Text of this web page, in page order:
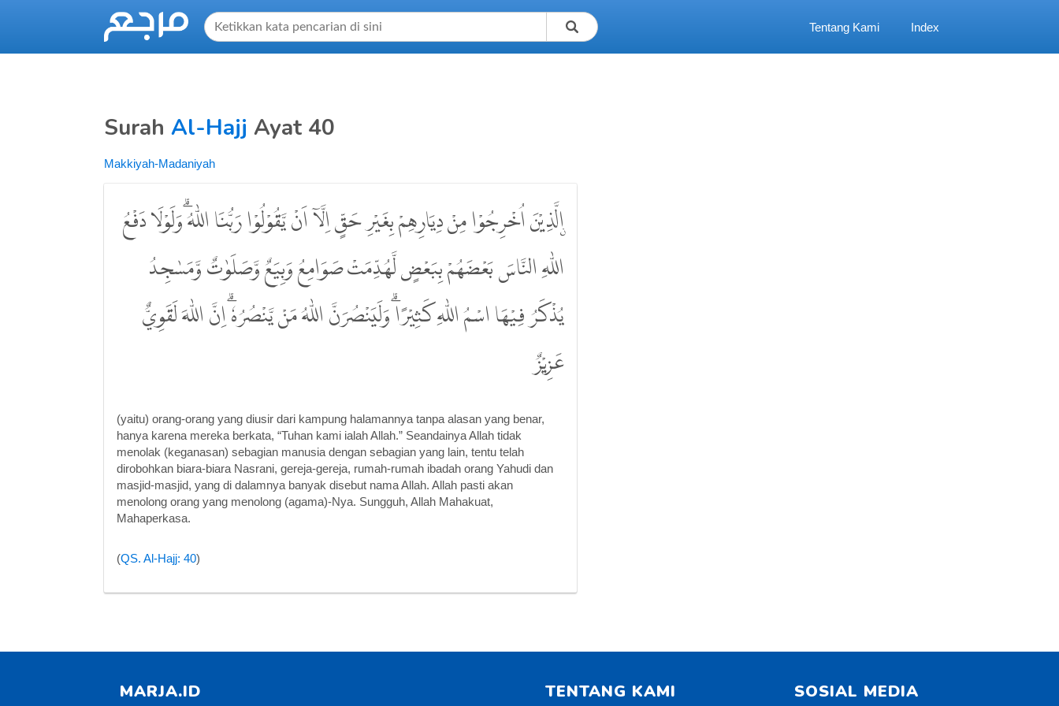
Tentang Kami Index
Surah Al-Hajj Ayat 40
Makkiyah-Madaniyah
ۨالَّذِيْنَ اُخْرِجُوْا مِنْ دِيَارِهِمْ بِغَيْرِ حَقٍّ اِلَّآ اَنْ يَّقُوْلُوْا رَبُّنَا اللّٰهُ ۗوَلَوْلَا دَفْعُ
اللّٰهِ النَّاسَ بَعْضَهُمْ بِبَعْضٍ لَّهُدِّمَتْ صَوَامِعُ وَبِيَعٌ وَّصَلَوٰتٌ وَّمَسٰجِدُ
يُذْكَرُ فِيْهَا اسْمُ اللّٰهِ كَثِيْرًاۗ وَلَيَنْصُرَنَّ اللّٰهُ مَنْ يَّنْصُرُهٗۗ اِنَّ اللّٰهَ لَقَوِيٌّ
عَزِيْزٌ
(yaitu) orang-orang yang diusir dari kampung halamannya tanpa alasan yang benar,
hanya karena mereka berkata, “Tuhan kami ialah Allah.” Seandainya Allah tidak
menolak (keganasan) sebagian manusia dengan sebagian yang lain, tentu telah
dirobohkan biara-biara Nasrani, gereja-gereja, rumah-rumah ibadah orang Yahudi dan
masjid-masjid, yang di dalamnya banyak disebut nama Allah. Allah pasti akan
menolong orang yang menolong (agama)-Nya. Sungguh, Allah Mahakuat,
Mahaperkasa.
(QS. Al-Hajj: 40)
MARJA.ID TENTANG KAMI SOSIAL MEDIA